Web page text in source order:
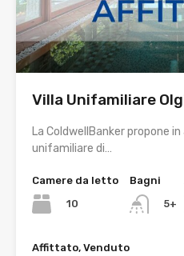
Villa Unifamiliare
La ColdwellBanker propone
unifamiliare di…
Camere da letto
10
Bagni
5+
Affittato, Venduto